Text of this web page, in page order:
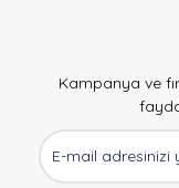
Kampanya ve